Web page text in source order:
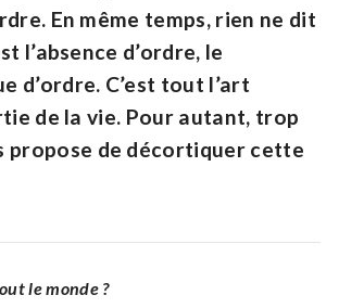
En même temps, rien ne dit
l’absence d’ordre, le
d’ordre. C’est tout l’art
de la vie. Pour autant, trop
propose de décortiquer cette
le monde ?